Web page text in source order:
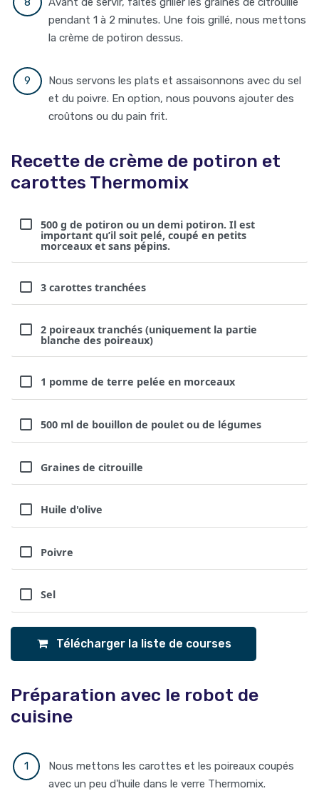
pendant 1 à 2 minutes. Une fois grillé, nous mettons
la crème de potiron dessus.
Nous servons les plats et assaisonnons avec du sel
et du poivre. En option, nous pouvons ajouter des
croûtons ou du pain frit.
Recette de crème de potiron et
carottes Thermomix
500 g de potiron ou un demi potiron. Il est
important qu’il soit pelé, coupé en petits
morceaux et sans pépins.
3 carottes tranchées
2 poireaux tranchés (uniquement la partie
blanche des poireaux)
1 pomme de terre pelée en morceaux
500 ml de bouillon de poulet ou de légumes
Graines de citrouille
Huile d'olive
Poivre
Sel
Télécharger la liste de courses
Préparation avec le robot de
cuisine
Nous mettons les carottes et les poireaux coupés
avec un peu d'huile dans le verre Thermomix.